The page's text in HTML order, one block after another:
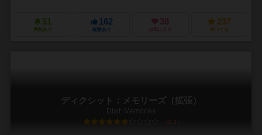
51
興味あり
162
経験あり
38
お気に入り
237
持ってる
ディクシット：メモリーズ（拡張）
Dixit: Memories
6.3